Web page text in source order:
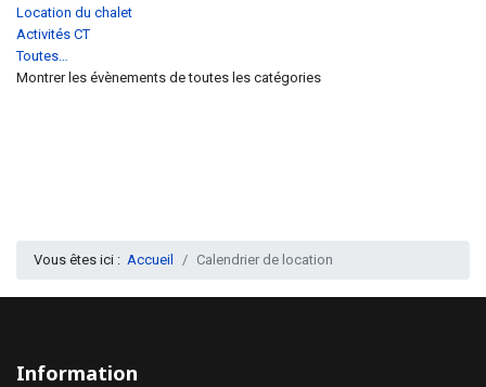
Location du chalet
Activités CT
Toutes…
Montrer les évènements de toutes les catégories
Vous êtes ici : Accueil Calendrier de location
Information